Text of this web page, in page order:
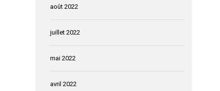
août 2022
juillet 2022
mai 2022
avril 2022